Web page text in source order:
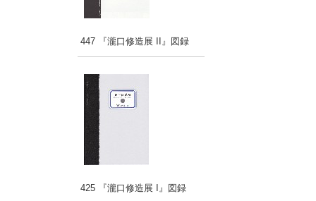
447 『瀧口修造展 II』図録
425 『瀧口修造展 I』図録